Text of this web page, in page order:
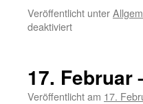
Veröffentlicht unter
deaktiviertfür
Über
sich
17. Februar
Veröffentlicht am 17.